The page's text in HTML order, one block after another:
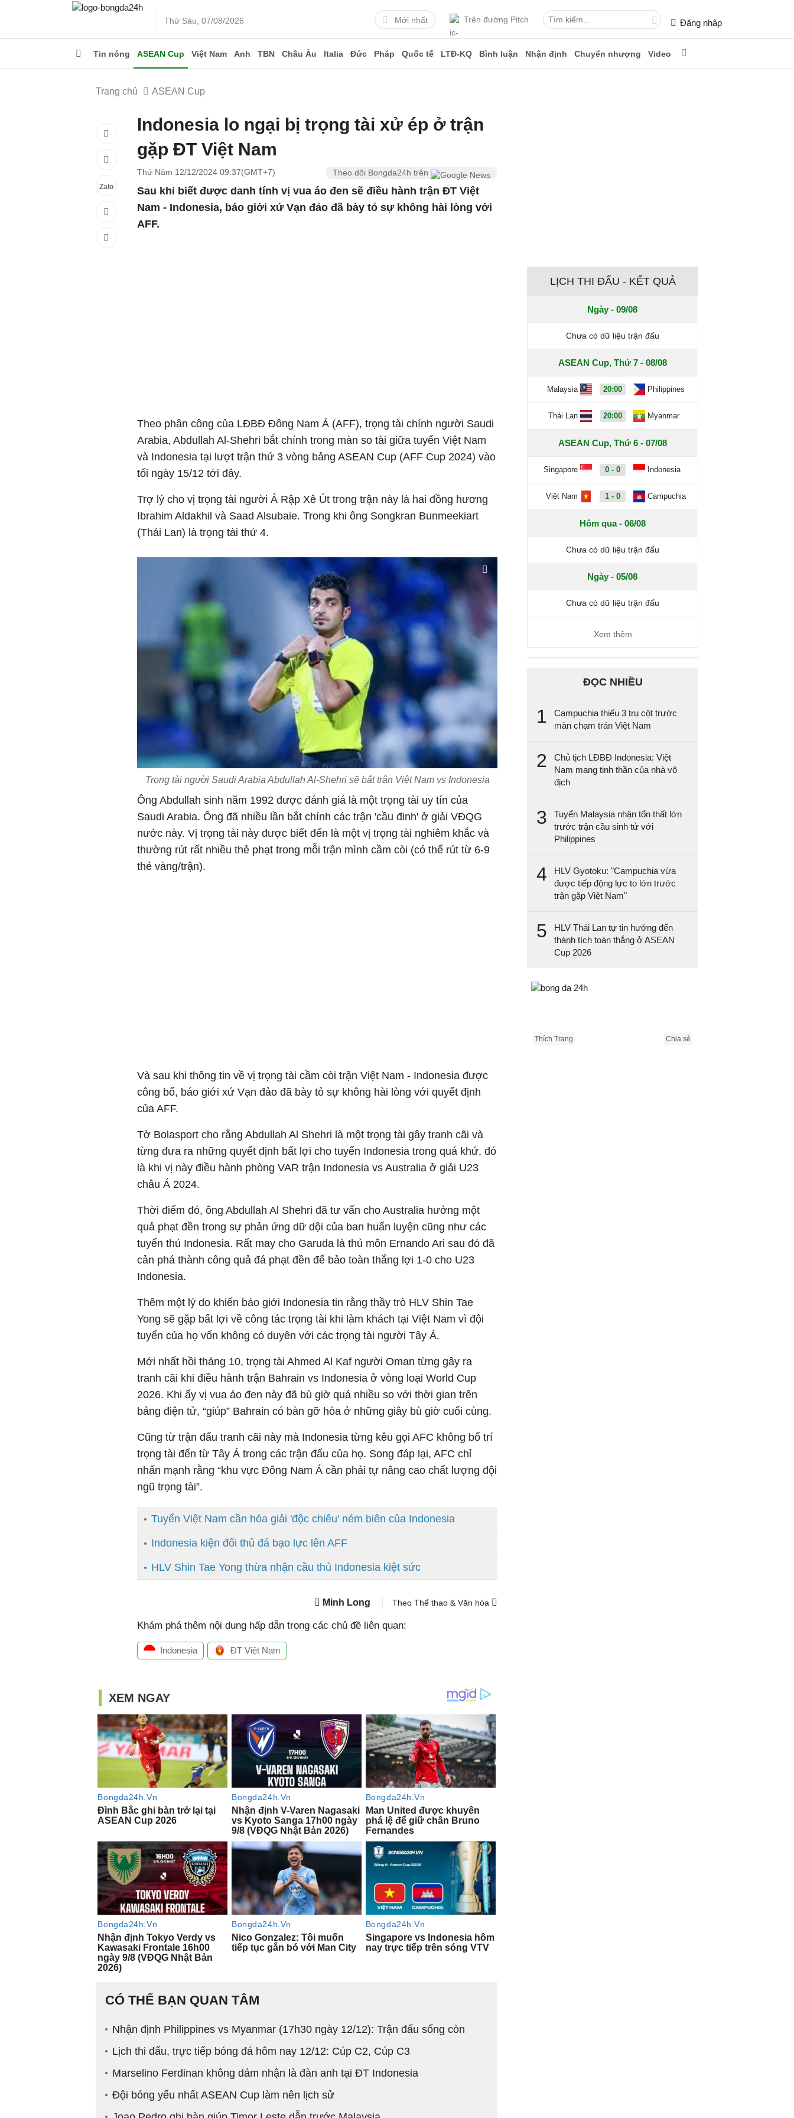
Thứ Sáu, 07/08/2026 Mới nhất Trên đường Pitch Đăng nhập
Tin nóng ASEAN Cup Việt Nam Anh TBN Châu Âu Italia Đức Pháp Quốc tế LTĐ-KQ Bình luận Nhận định Chuyển nhượng Video
Trang chủ ASEAN Cup
Zalo
Indonesia lo ngại bị trọng tài xử ép ở trận
gặp ĐT Việt Nam
Thứ Năm 12/12/2024 09:37(GMT+7) Theo dõi Bongda24h trên
Sau khi biết được danh tính vị vua áo đen sẽ điều hành trận ĐT Việt
Nam - Indonesia, báo giới xứ Vạn đảo đã bày tỏ sự không hài lòng với
AFF.
Theo phân công của LĐBĐ Đông Nam Á (AFF), trọng tài chính người Saudi
Arabia, Abdullah Al-Shehri bắt chính trong màn so tài giữa tuyển Việt Nam
và Indonesia tại lượt trận thứ 3 vòng bảng ASEAN Cup (AFF Cup 2024) vào
tối ngày 15/12 tới đây.
Trợ lý cho vị trọng tài người Ả Rập Xê Út trong trận này là hai đồng hương
Ibrahim Aldakhil và Saad Alsubaie. Trong khi ông Songkran Bunmeekiart
(Thái Lan) là trọng tài thứ 4.
Trọng tài người Saudi Arabia Abdullah Al-Shehri sẽ bắt trận Việt Nam vs Indonesia
Ông Abdullah sinh năm 1992 được đánh giá là một trọng tài uy tín của
Saudi Arabia. Ông đã nhiều lần bắt chính các trận 'cầu đinh' ở giải VĐQG
nước này. Vị trọng tài này được biết đến là một vị trọng tài nghiêm khắc và
thường rút rất nhiều thẻ phạt trong mỗi trận mình cầm còi (có thể rút từ 6-9
thẻ vàng/trận).
Và sau khi thông tin về vị trọng tài cầm còi trận Việt Nam - Indonesia được
công bố, báo giới xứ Vạn đảo đã bày tỏ sự không hài lòng với quyết định
của AFF.
Tờ Bolasport cho rằng Abdullah Al Shehri là một trọng tài gây tranh cãi và
từng đưa ra những quyết định bất lợi cho tuyển Indonesia trong quá khứ, đó
là khi vị này điều hành phòng VAR trận Indonesia vs Australia ở giải U23
châu Á 2024.
Thời điểm đó, ông Abdullah Al Shehri đã tư vấn cho Australia hưởng một
quả phạt đền trong sự phản ứng dữ dội của ban huấn luyện cũng như các
tuyển thủ Indonesia. Rất may cho Garuda là thủ môn Ernando Ari sau đó đã
cản phá thành công quả đá phạt đền để bảo toàn thắng lợi 1-0 cho U23
Indonesia.
Thêm một lý do khiến báo giới Indonesia tin rằng thầy trò HLV Shin Tae
Yong sẽ gặp bất lợi về công tác trọng tài khi làm khách tại Việt Nam vì đội
tuyển của họ vốn không có duyên với các trọng tài người Tây Á.
Mới nhất hồi tháng 10, trọng tài Ahmed Al Kaf người Oman từng gây ra
tranh cãi khi điều hành trận Bahrain vs Indonesia ở vòng loại World Cup
2026. Khi ấy vị vua áo đen này đã bù giờ quá nhiều so với thời gian trên
bảng điện tử, “giúp” Bahrain có bàn gỡ hòa ở những giây bù giờ cuối cùng.
Cũng từ trận đấu tranh cãi này mà Indonesia từng kêu gọi AFC không bố trí
trọng tài đến từ Tây Á trong các trận đấu của họ. Song đáp lại, AFC chỉ
nhấn mạnh rằng “khu vực Đông Nam Á cần phải tự nâng cao chất lượng đội
ngũ trọng tài”.
Tuyển Việt Nam cần hóa giải 'độc chiêu' ném biên của Indonesia
Indonesia kiện đối thủ đá bạo lực lên AFF
HLV Shin Tae Yong thừa nhận cầu thủ Indonesia kiệt sức
Minh Long Theo Thể thao & Văn hóa
Khám phá thêm nội dung hấp dẫn trong các chủ đề liên quan:
Indonesia ĐT Việt Nam
CÓ THỂ BẠN QUAN TÂM
Nhận định Philippines vs Myanmar (17h30 ngày 12/12): Trận đấu sống còn
Lịch thi đấu, trực tiếp bóng đá hôm nay 12/12: Cúp C2, Cúp C3
Marselino Ferdinan không dám nhận là đàn anh tại ĐT Indonesia
Đội bóng yếu nhất ASEAN Cup làm nên lịch sử
LỊCH THI ĐẤU - KẾT QUẢ
Ngày - 09/08
Chưa có dữ liệu trận đấu
ASEAN Cup, Thứ 7 - 08/08
Malaysia 20:00 Philippines
Thái Lan 20:00 Myanmar
ASEAN Cup, Thứ 6 - 07/08
Singapore 0 - 0 Indonesia
Việt Nam 1 - 0 Campuchia
Hôm qua - 06/08
Chưa có dữ liệu trận đấu
Ngày - 05/08
Chưa có dữ liệu trận đấu
Xem thêm
ĐỌC NHIỀU
1
Campuchia thiếu 3 trụ cột trước
màn chạm trán Việt Nam
2
Chủ tịch LĐBĐ Indonesia: Việt
Nam mang tinh thần của nhà vô
địch
3
Tuyển Malaysia nhận tổn thất lớn
trước trận cầu sinh tử với
Philippines
4
HLV Gyotoku: "Campuchia vừa
được tiếp động lực to lớn trước
trận gặp Việt Nam"
5
HLV Thái Lan tự tin hướng đến
thành tích toàn thắng ở ASEAN
Cup 2026
Thích Trang Chia sẻ